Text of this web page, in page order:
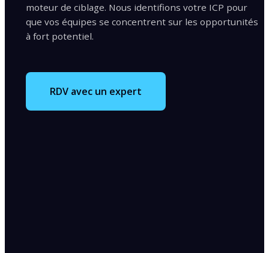
moteur de ciblage. Nous identifions votre ICP pour
que vos équipes se concentrent sur les opportunités
à fort potentiel.
RDV avec un expert